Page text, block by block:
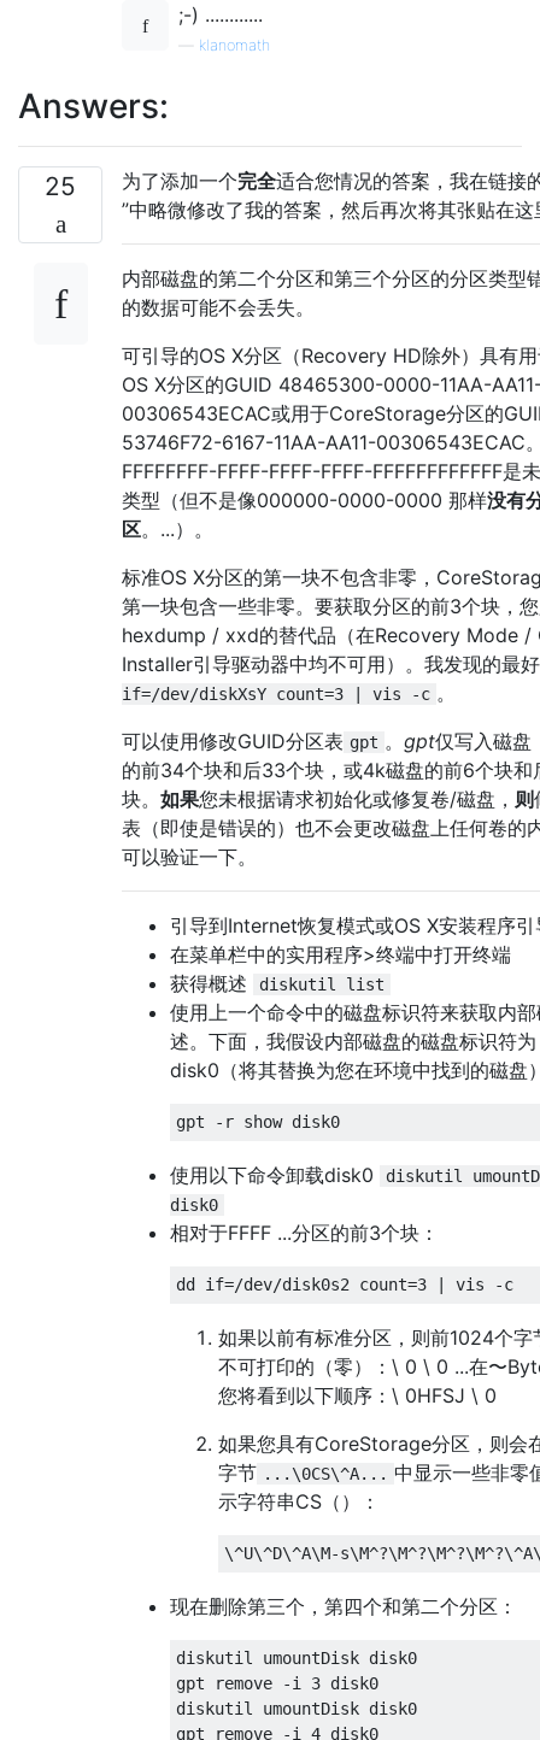
;-) ............
klanomath
Answers:
25 为了添加一个完全适合您情况的答案，我在链接
”中略微修改了我的答案，然后再次将其张贴在这
内部磁盘的第二个分区和第三个分区的分区类型
的数据可能不会丢失。
可引导的OS X分区（Recovery HD除外）具有
OS X分区的GUID 48465300-0000-11AA-
00306543ECAC或用于CoreStorage分区的
53746F72-6167-11AA-AA11-00306543ECAC
FFFFFFFF-FFFF-FFFF-FFFF-FFFFFFFFFFFF是
类型（但不是像000000-0000-0000 那样没有
区。...）。
标准OS X分区的第一块不包含非零，
第一块包含一些非零。要获取分区的前3个块，
hexdump / xxd的替代品（在Recovery Mode /
Installer引导驱动器中均不可用）。我发现的最
if=/dev/diskXsY count=3 | vis -c 。
可以使用修改GUID分区表 gpt 。 gpt仅写入磁盘
的前34个块和后33个块，或4k磁盘的前6个块和
块。 如果您未根据请求初始化或修复卷/磁盘， 则
表（即使是错误的）也不会更改磁盘上任何卷的
可以验证一下。
引导到Internet恢复模式或OS X安装程序
在菜单栏中的实用程序>终端中打开终端
获得概述
diskutil list
使用上一个命令中的磁盘标识符来获取内
述。下面，我假设内部磁盘的磁盘标识符为
disk0（将其替换为您在环境中找到的磁盘
使用以下命令卸载disk0
diskutil
disk0
相对于FFFF ...分区的前3个块：
如果以前有标准分区，则前1024个字
不可打印的（零）：\ 0 \ 0 ...在〜
您将看到以下顺序：\ 0HFSJ \ 0
如果您具有CoreStorage分区，则会
字节 ...\0CS\^A... 中显示一些非零
示字符串CS（）：
现在删除第三个，第四个和第二个分区：
diskutil umountDisk disk0
gpt remove -i 3 disk0
diskutil umountDisk disk0
gpt remove -i 4 disk0